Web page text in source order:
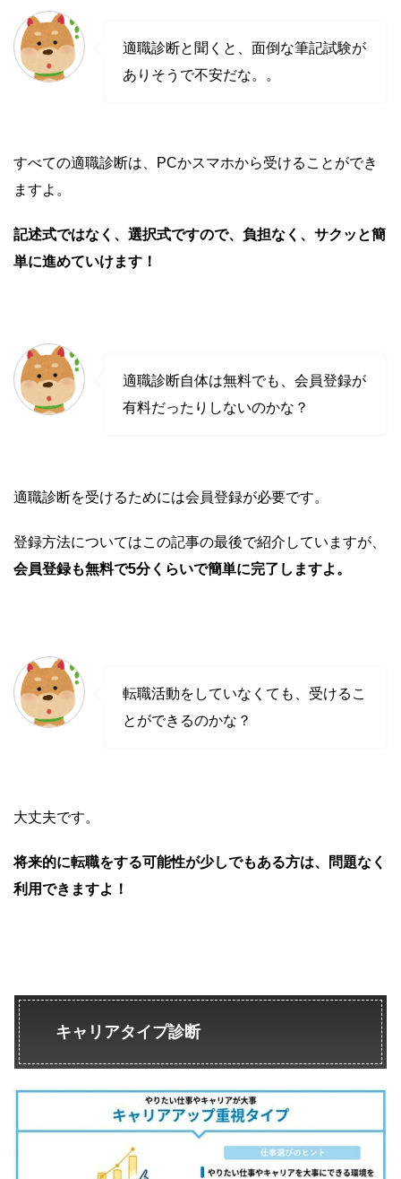
適職診断と聞くと、面倒な筆記試験が
ありそうで不安だな。。
すべての適職診断は、PCかスマホから受けることができ
ますよ。
記述式ではなく、選択式ですので、負担なく、サクッと簡
単に進めていけます！
適職診断自体は無料でも、会員登録が
有料だったりしないのかな？
適職診断を受けるためには会員登録が必要です。
登録方法についてはこの記事の最後で紹介していますが、
会員登録も無料で5分くらいで簡単に完了しますよ。
転職活動をしていなくても、受けるこ
とができるのかな？
大丈夫です。
将来的に転職をする可能性が少しでもある方は、問題なく
利用できますよ！
キャリアタイプ診断